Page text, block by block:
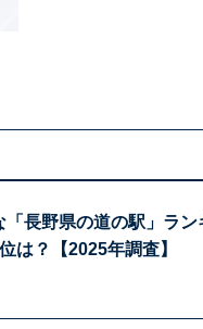
「長野県の道の駅」ラ
は？【2025年調査】